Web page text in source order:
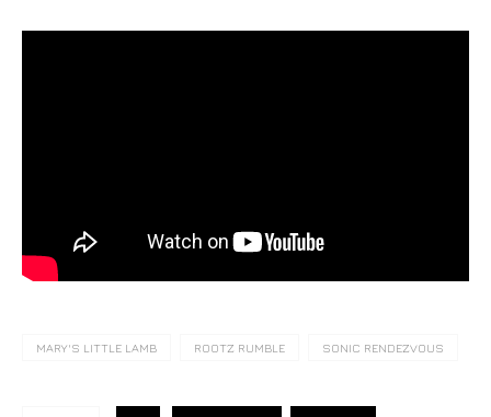
MARY'S LITTLE LAMB ROOTZ RUMBLE SONIC RENDEZVOUS